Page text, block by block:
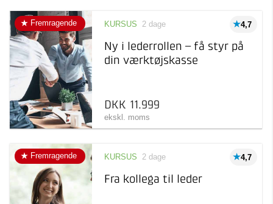
Fremragende 4,7
KURSUS 2 dage
Ny i lederrollen – få styr på
din værktøjskasse
DKK 11.999
ekskl. moms
Fremragende 4,7
KURSUS 2 dage
Fra kollega til leder